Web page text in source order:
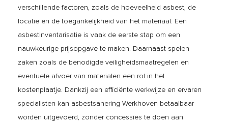
verschillende factoren, zoals de hoeveelheid asbest, de
locatie en de toegankelijkheid van het materiaal. Een
asbestinventarisatie is vaak de eerste stap om een
nauwkeurige prijsopgave te maken. Daarnaast spelen
zaken zoals de benodigde veiligheidsmaatregelen en
eventuele afvoer van materialen een rol in het
kostenplaatje. Dankzij een efficiënte werkwijze en ervaren
specialisten kan asbestsanering Werkhoven betaalbaar
worden uitgevoerd, zonder concessies te doen aan